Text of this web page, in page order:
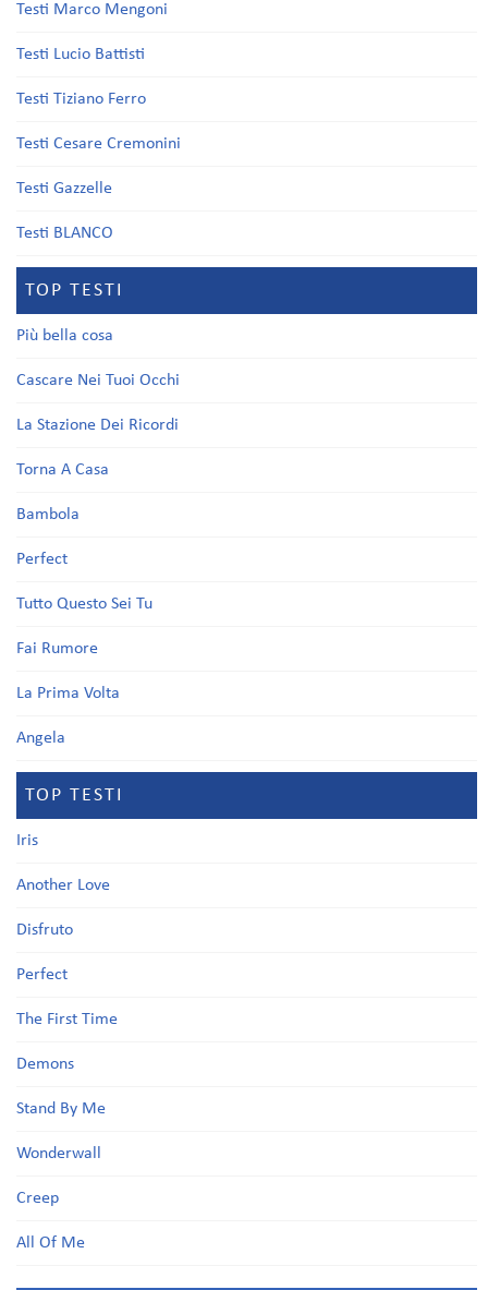
Testi Marco Mengoni
Testi Lucio Battisti
Testi Tiziano Ferro
Testi Cesare Cremonini
Testi Gazzelle
Testi BLANCO
TOP TESTI
Più bella cosa
Cascare Nei Tuoi Occhi
La Stazione Dei Ricordi
Torna A Casa
Bambola
Perfect
Tutto Questo Sei Tu
Fai Rumore
La Prima Volta
Angela
TOP TESTI
Iris
Another Love
Disfruto
Perfect
The First Time
Demons
Stand By Me
Wonderwall
Creep
All Of Me